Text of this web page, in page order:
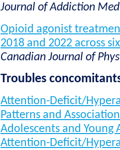
Journal of Addiction
Opioid agonist
2018 and 2022 across
Canadian Journal of
Troubles
Attention-Deficit/
Patterns and
Adolescents and
Attention-Deficit/